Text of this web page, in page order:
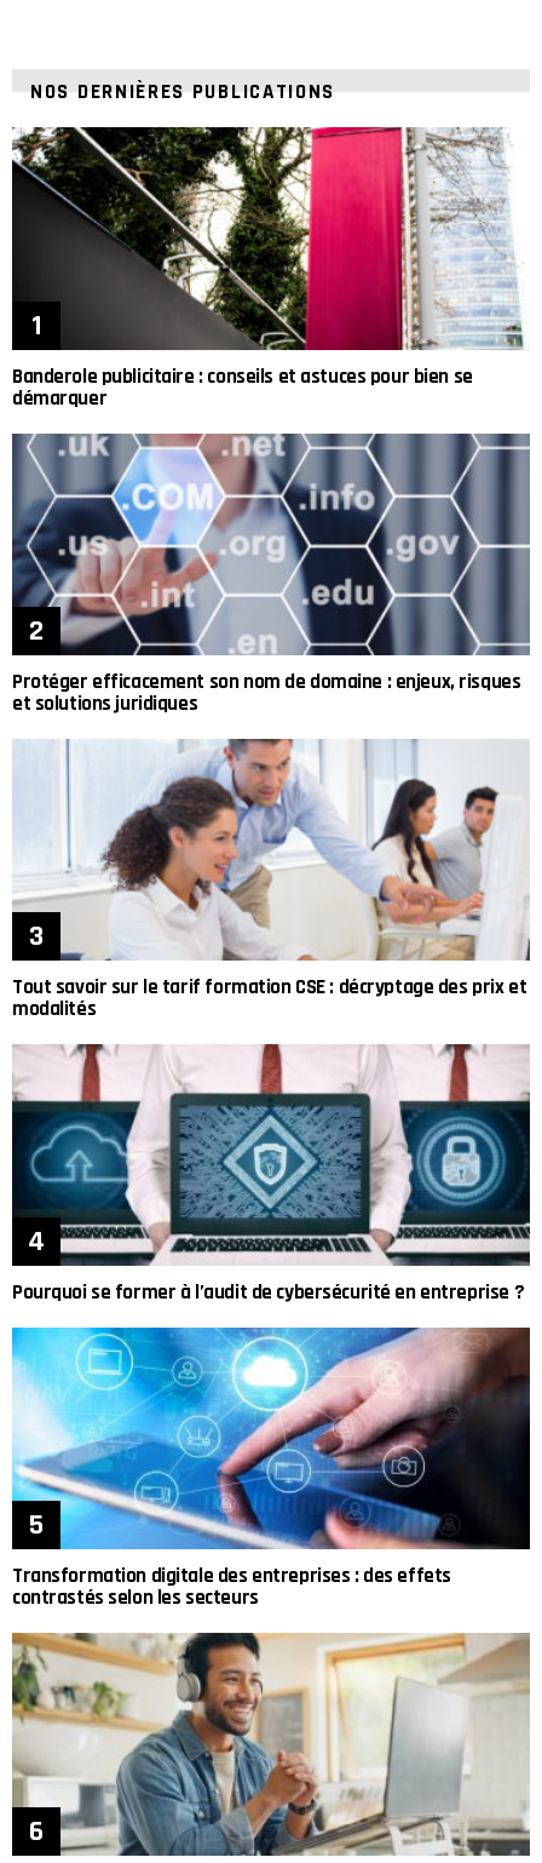
NOS DERNIÈRES PUBLICATIONS
Banderole publicitaire : conseils et astuces pour bien se
démarquer
Protéger efficacement son nom de domaine : enjeux, risques
et solutions juridiques
Tout savoir sur le tarif formation CSE : décryptage des prix et
modalités
Pourquoi se former à l’audit de cybersécurité en entreprise ?
Transformation digitale des entreprises : des effets
contrastés selon les secteurs